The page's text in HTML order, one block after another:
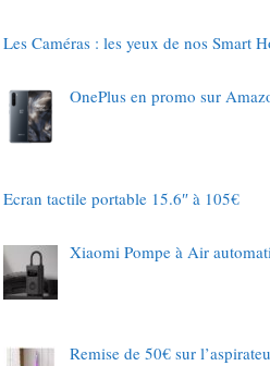
Les Caméras : les yeux de nos Smart
OnePlus en promo sur
Ecran tactile portable 15.6″ à 105€
Xiaomi Pompe à Air
Remise de 50€ sur